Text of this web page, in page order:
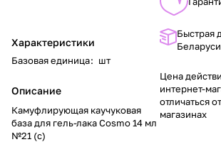
Характеристики
Базовая единица: шт
Описание
Камуфлирующая каучуковая
база для гель-лака Cosmo 14 мл
№21 (с)
Быстрая
Беларуси
Цена
интернет-
отличаться
магазинах